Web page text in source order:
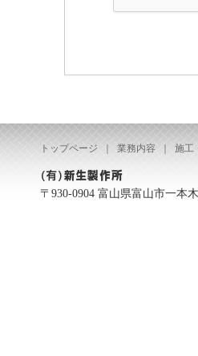
トップページ 業務内容 施工
〒930-0904 富山県富山市一本